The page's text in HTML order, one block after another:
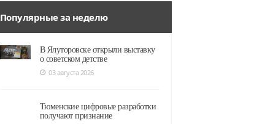
Популярные за неделю
В Ялуторовске открыли выставку
о советском детстве
03 августа 2026
Тюменские цифровые разработки
получают признание